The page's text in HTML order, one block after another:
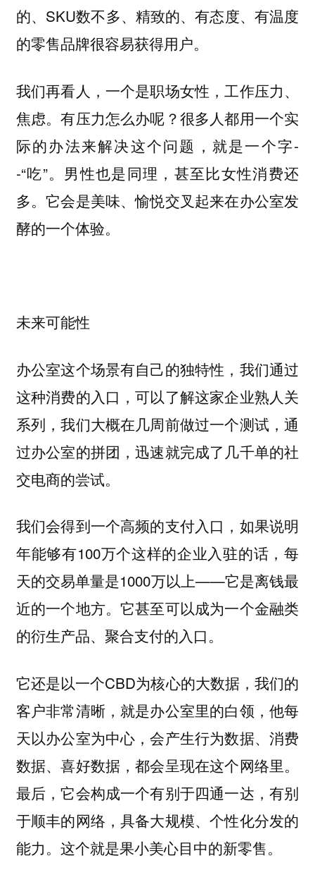
的、SKU数不多、精致的、有态度、有温度
的零售品牌很容易获得用户。
我们再看人，一个是职场女性，工作压力、
焦虑。有压力怎么办呢？很多人都用一个实
际的办法来解决这个问题，就是一个字-
-“吃”。男性也是同理，甚至比女性消费还
多。它会是美味、愉悦交叉起来在办公室发
酵的一个体验。
未来可能性
办公室这个场景有自己的独特性，我们通过
这种消费的入口，可以了解这家企业熟人关
系列，我们大概在几周前做过一个测试，通
过办公室的拼团，迅速就完成了几千单的社
交电商的尝试。
我们会得到一个高频的支付入口，如果说明
年能够有100万个这样的企业入驻的话，每
天的交易单量是1000万以上——它是离钱最
近的一个地方。它甚至可以成为一个金融类
的衍生产品、聚合支付的入口。
它还是以一个CBD为核心的大数据，我们的
客户非常清晰，就是办公室里的白领，他每
天以办公室为中心，会产生行为数据、消费
数据、喜好数据，都会呈现在这个网络里。
最后，它会构成一个有别于四通一达，有别
于顺丰的网络，具备大规模、个性化分发的
能力。这个就是果小美心目中的新零售。